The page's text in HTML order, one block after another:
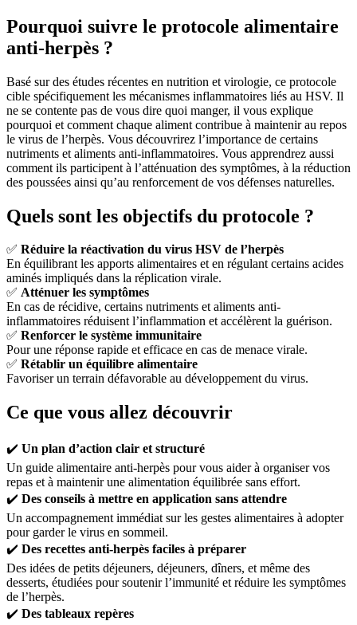
Pourquoi suivre le protocole alimentaire
anti-herpès ?
Basé sur des études récentes en nutrition et virologie, ce protocole
cible spécifiquement les mécanismes inflammatoires liés au HSV. Il
ne se contente pas de vous dire quoi manger, il vous explique
pourquoi et comment chaque aliment contribue à maintenir au repos
le virus de l’herpès. Vous découvrirez l’importance de certains
nutriments et aliments anti-inflammatoires. Vous apprendrez aussi
comment ils participent à l’atténuation des symptômes, à la réduction
des poussées ainsi qu’au renforcement de vos défenses naturelles.
Quels sont les objectifs du protocole ?
✅ Réduire la réactivation du virus HSV de l’herpès
En équilibrant les apports alimentaires et en régulant certains acides
aminés impliqués dans la réplication virale.
✅ Atténuer les symptômes
En cas de récidive, certains nutriments et aliments anti-
inflammatoires réduisent l’inflammation et accélèrent la guérison.
✅ Renforcer le système immunitaire
Pour une réponse rapide et efficace en cas de menace virale.
✅ Rétablir un équilibre alimentaire
Favoriser un terrain défavorable au développement du virus.
Ce que vous allez découvrir
✔️ Un plan d’action clair et structuré
Un guide alimentaire anti-herpès pour vous aider à organiser vos
repas et à maintenir une alimentation équilibrée sans effort.
✔️ Des conseils à mettre en application sans attendre
Un accompagnement immédiat sur les gestes alimentaires à adopter
pour garder le virus en sommeil.
✔️ Des recettes anti-herpès faciles à préparer
Des idées de petits déjeuners, déjeuners, dîners, et même des
desserts, étudiées pour soutenir l’immunité et réduire les symptômes
de l’herpès.
✔️ Des tableaux repères